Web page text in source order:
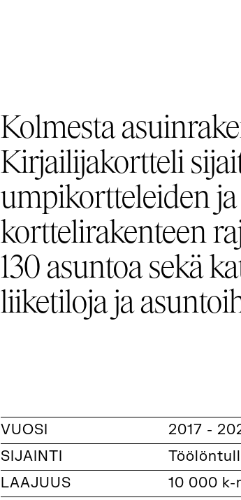
Kolmesta
Kirjailijakortteli
umpikortteleiden
korttelirakenteen
130 asuntoa sekä
liiketiloja ja
VUOSI
2017 -
SIJAINTI
LAAJUUS
10 000 k-